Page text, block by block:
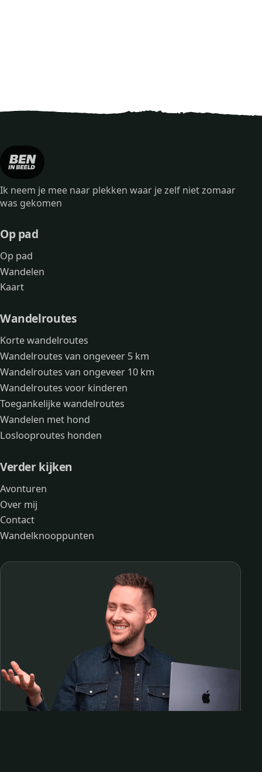
Ik neem je mee naar plekken waar je zelf niet zomaar
was gekomen
Op pad
Op pad
Wandelen
Kaart
Wandelroutes
Korte wandelroutes
Wandelroutes van ongeveer 5 km
Wandelroutes van ongeveer 10 km
Wandelroutes voor kinderen
Toegankelijke wandelroutes
Wandelen met hond
Loslooproutes honden
Verder kijken
Avonturen
Over mij
Contact
Wandelknooppunten